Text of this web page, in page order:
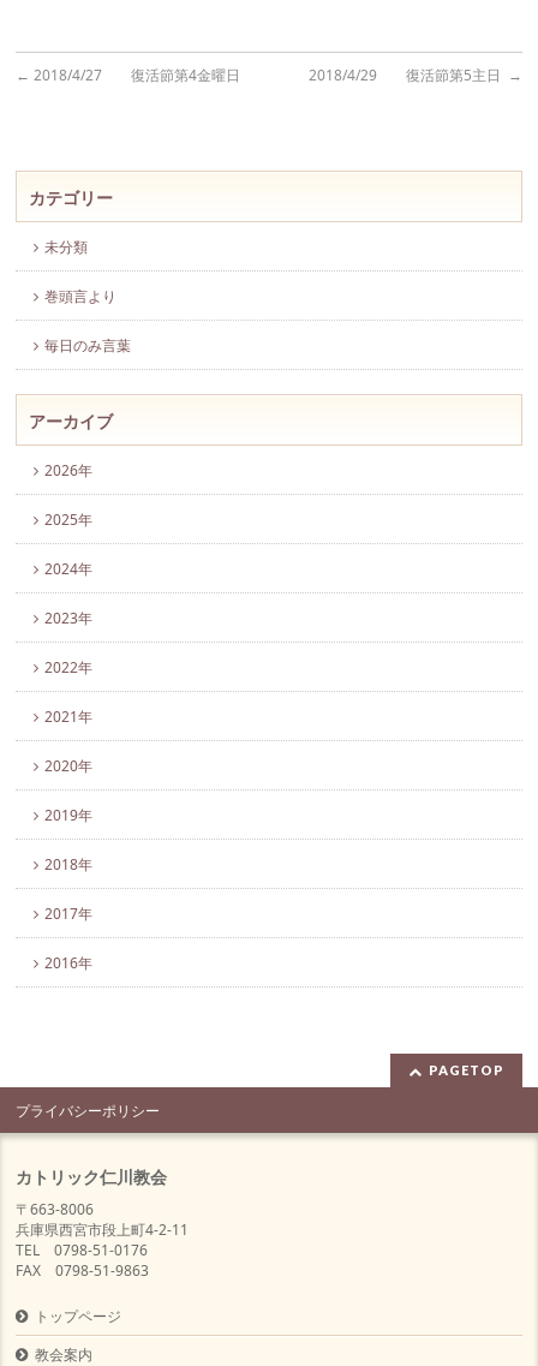
← 2018/4/27 復活節第4金曜日 2018/4/29 復活節第5主日 →
カテゴリー
未分類
巻頭言より
毎日のみ言葉
アーカイブ
2026年
2025年
2024年
2023年
2022年
2021年
2020年
2019年
2018年
2017年
2016年
PAGETOP
プライバシーポリシー
カトリック仁川教会
〒663-8006
兵庫県西宮市段上町4-2-11
TEL 0798-51-0176
FAX 0798-51-9863
トップページ
教会案内